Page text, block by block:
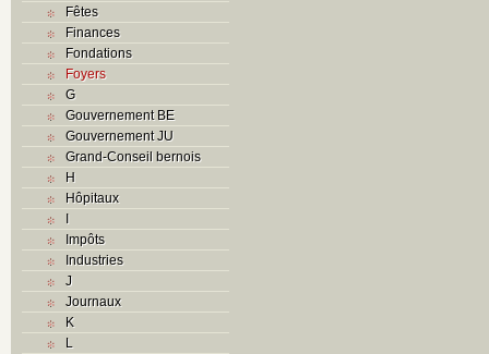
Fêtes
Finances
Fondations
Foyers
G
Gouvernement BE
Gouvernement JU
Grand-Conseil bernois
H
Hôpitaux
I
Impôts
Industries
J
Journaux
K
L